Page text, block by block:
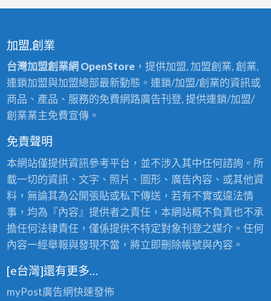
加盟,創業
台灣加盟創業網 OpenStore，提供加盟, 加盟創業, 創業,
連鎖加盟與加盟總部最新動態。連鎖/加盟/創業的資訊或
商品、產品、服務的免費網路廣告刊登, 提供連鎖/加盟/
創業業主免費宣傳。
免責聲明
本網站僅提供資訊參考平台，並不涉入其中任何諮詢。所
載一切的資訊、文字、照片、圖形、廣告內容、或其他資
料，無論其為公開張貼或私下傳送，若有不實或違法情
事，均為『內容』提供者之責任，本網站概不負責也不承
擔任何法律責任，僅係提供不特定對象刊登之媒介。任何
內容一經舉報與發現不當，將立即刪除帳號與內容。
[e台灣]還有更多…
myPost廣告網快速發佈